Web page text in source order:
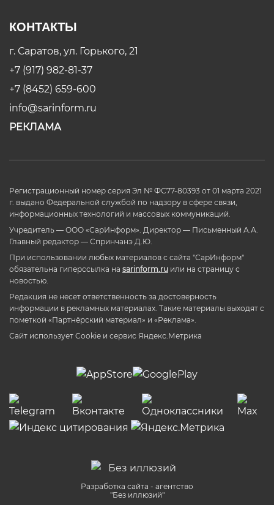
КОНТАКТЫ
г. Саратов, ул. Горького, 21
+7 (917) 982-81-37
+7 (8452) 659-600
info@sarinform.ru
РЕКЛАМА
Регистрационный номер серия Эл № ФС77-80393 от 01 марта 2021
г. выдано Федеральной службой по надзору в сфере связи,
информационных технологий и массовых коммуникаций.
Учредитель — ООО «СарИнформ». Директор — Письменный А.А.
Главный редактор — Спринчанэ Д.Ю.
При использовании любых материалов с сайта "СарИнформ"
обязательна гиперссылка на sarinform.ru или на страницу с
новостью.
Редакция не несет ответственность за достоверность
информации в рекламных материалах. Такие материалы выходят с
пометкой «Партнёрский материал» и «Реклама».
Сайт использует Cookie и сервиc Яндекс.Метрика
Разработка сайта - агентство
"Без иллюзий"